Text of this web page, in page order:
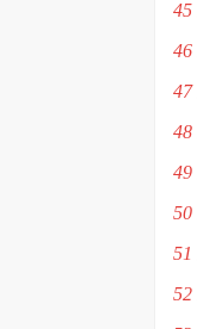
45
46
47
48
49
50
51
52